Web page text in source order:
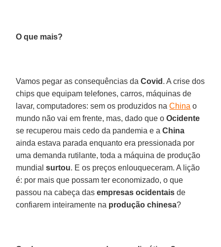
O que mais?
Vamos pegar as consequências daCovid . A crise dos
chips que equipam telefones, carros, máquinas de
lavar, computadores: sem os produzidos naChina o
mundo não vai em frente, mas, dado que oOcidente
se recuperou mais cedo da pandemia e aChina
ainda estava parada enquanto era pressionada por
uma demanda rutilante, toda a máquina de produção
mundialsurtou. E os preços enlouqueceram. A lição
é: por mais que possam ter economizado, o que
passou na cabeça dasempresas ocidentais de
confiarem inteiramente na produção chinesa?